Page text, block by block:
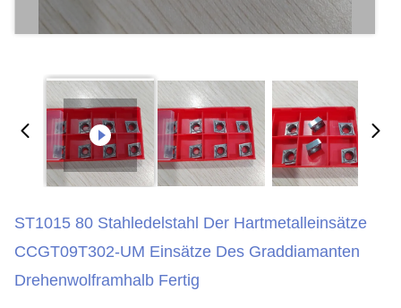
ST1015 80 Stahledelstahl Der Hartmetalleinsätze
CCGT09T302-UM Einsätze Des Graddiamanten
Drehenwolframhalb Fertig